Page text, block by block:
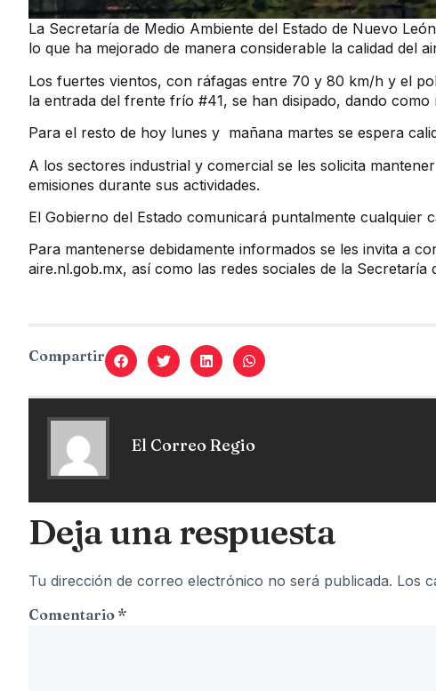
La Secretaría de Medio Ambiente del Estado de Nuevo
lo que ha mejorado de manera considerable la calidad del
Los fuertes vientos, con ráfagas entre 70 y 80 km/h y el
la entrada del frente frío #41, se han disipado, dando
Para el resto de hoy lunes y mañana martes se espera
A los sectores industrial y comercial se les solicita
emisiones durante sus actividades.
El Gobierno del Estado comunicará puntalmente cualquier
Para mantenerse debidamente informados se les invita a
aire.nl.gob.mx, así como las redes sociales de la Secretaría
Compartir
El Correo Regio
Deja una respuesta
Tu dirección de correo electrónico no será publicada. Los
Comentario *